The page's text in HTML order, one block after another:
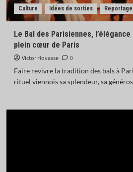
Culture Idées de sorties
Le Bal des Parisiennes,
plein cœur de Paris
Victor Hovasse
0
Faire revivre la tradition des bals à
rituel viennois sa splendeur, sa